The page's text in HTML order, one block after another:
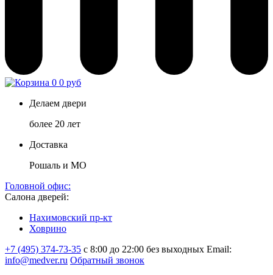
0 0 руб
Делаем двери
более 20 лет
Доставка
Рошаль и МО
Головной офис:
Салона дверей:
Нахимовский пр-кт
Ховрино
+7 (495) 374-73-35 с 8:00 до 22:00 без выходных Email:
info@medver.ru Обратный звонок